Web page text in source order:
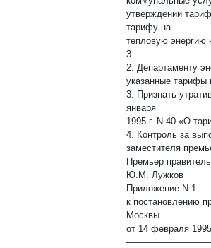
утверждении
тарифу на
тепловую энергию
3.
2. Департаменту
указанные тарифы
3. Признать
января
1995 г. N 40 «О
4. Контроль за
заместителя
Премьер
Ю.М. Лужков
Приложение N 1
к постановлению
Москвы
от 14 февраля